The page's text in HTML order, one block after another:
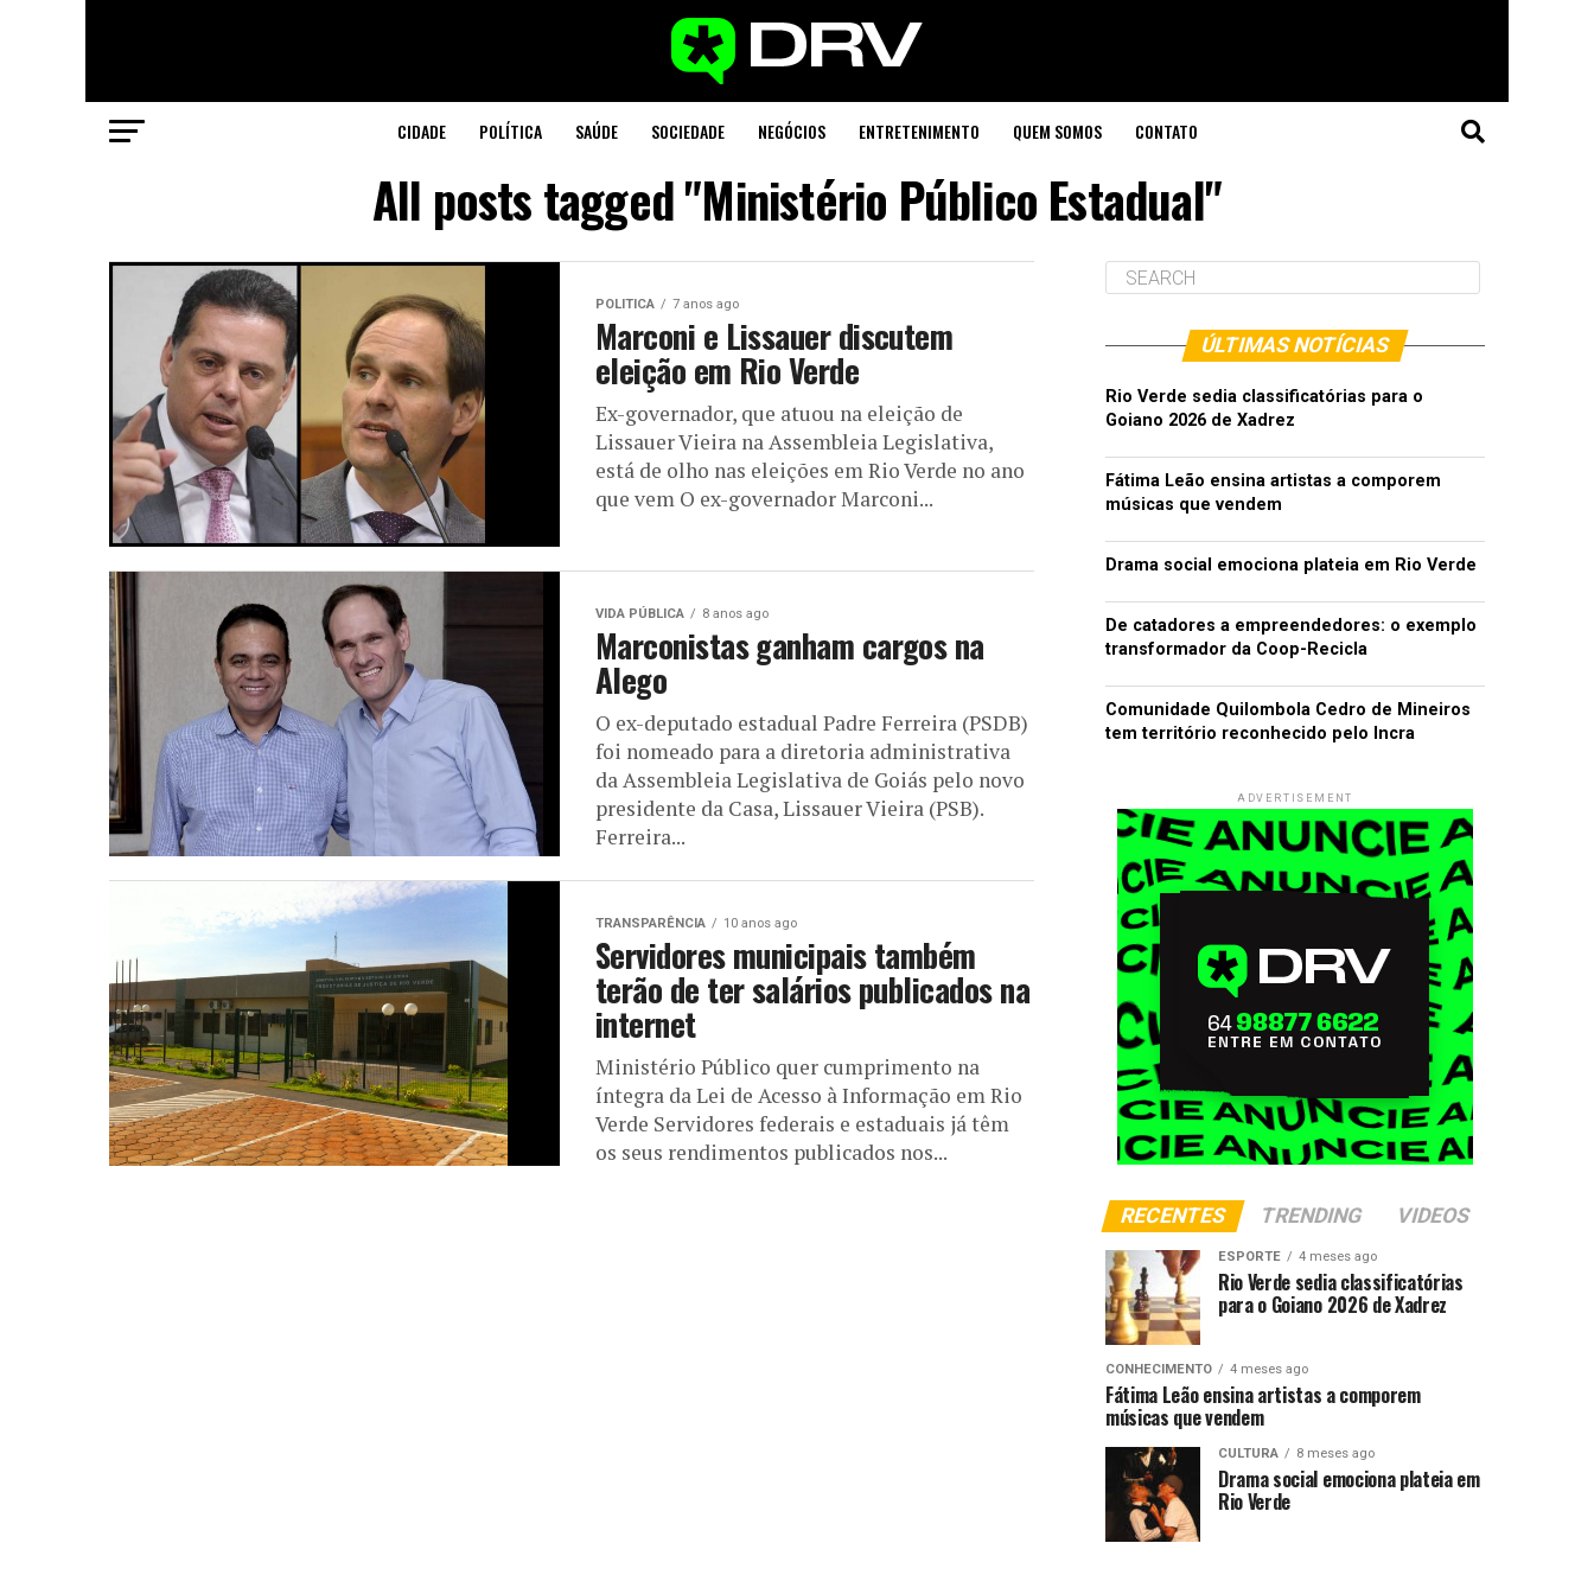
CIDADE POLÍTICA SAÚDE SOCIEDADE NEGÓCIOS ENTRETENIMENTO QUEM SOMOS CONTATO
All posts tagged "Ministério Público Estadual"
POLITICA 7 anos ago
Marconi e Lissauer discutem
eleição em Rio Verde
Ex-governador, que atuou na eleição de
Lissauer Vieira na Assembleia Legislativa,
está de olho nas eleições em Rio Verde no ano
que vem O ex-governador Marconi...
VIDA PÚBLICA 8 anos ago
Marconistas ganham cargos na
Alego
O ex-deputado estadual Padre Ferreira (PSDB)
foi nomeado para a diretoria administrativa
da Assembleia Legislativa de Goiás pelo novo
presidente da Casa, Lissauer Vieira (PSB).
Ferreira...
TRANSPARÊNCIA 10 anos ago
Servidores municipais também
terão de ter salários publicados na
internet
Ministério Público quer cumprimento na
íntegra da Lei de Acesso à Informação em Rio
Verde Servidores federais e estaduais já têm
os seus rendimentos publicados nos...
ÚLTIMAS NOTÍCIAS
Rio Verde sedia classificatórias para o
Goiano 2026 de Xadrez
Fátima Leão ensina artistas a comporem
músicas que vendem
Drama social emociona plateia em Rio Verde
De catadores a empreendedores: o exemplo
transformador da Coop-Recicla
Comunidade Quilombola Cedro de Mineiros
tem território reconhecido pelo Incra
ADVERTISEMENT
RECENTES TRENDING VIDEOS
ESPORTE 4 meses ago
Rio Verde sedia classificatórias
para o Goiano 2026 de Xadrez
CONHECIMENTO 4 meses ago
Fátima Leão ensina artistas a comporem
músicas que vendem
CULTURA 8 meses ago
Drama social emociona plateia em
Rio Verde